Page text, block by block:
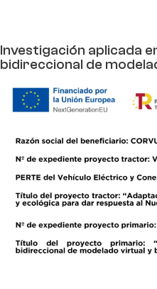
Investigación aplicada
bidireccional de